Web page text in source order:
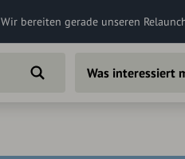
Wir bereiten gerade unseren
Was interessiert